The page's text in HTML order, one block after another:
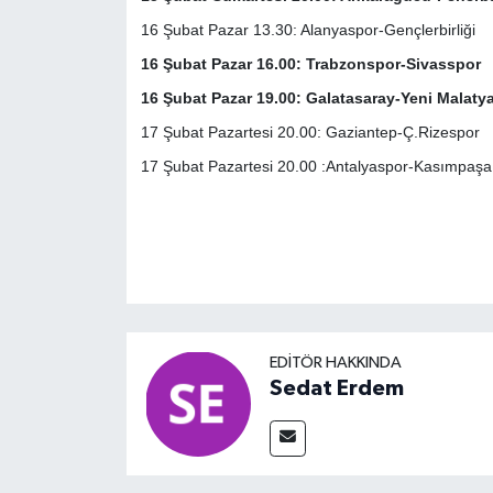
16 Şubat Pazar 13.30: Alanyaspor-Gençlerbirliği
16 Şubat Pazar 16.00: Trabzonspor-Sivasspor
16 Şubat Pazar 19.00: Galatasaray-Yeni
17 Şubat Pazartesi 20.00: Gaziantep-Ç.Rizespor
17 Şubat Pazartesi 20.00 :Antalyaspor-Kasımpaşa
EDITÖR HAKKINDA
Sedat Erdem